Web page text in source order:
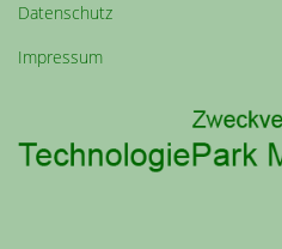
Datenschutz
Impressum